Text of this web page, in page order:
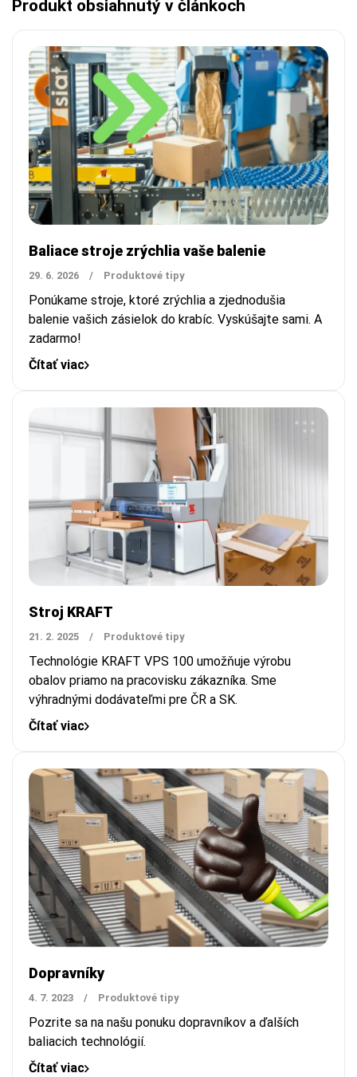
Produkt obsiahnutý v článkoch
Baliace stroje zrýchlia vaše balenie
29. 6. 2026 / Produktové tipy
Ponúkame stroje, ktoré zrýchlia a zjednodušia
balenie vašich zásielok do krabíc. Vyskúšajte sami. A
zadarmo!
Čítať viac
Stroj KRAFT
21. 2. 2025 / Produktové tipy
Technológie KRAFT VPS 100 umožňuje výrobu
obalov priamo na pracovisku zákazníka. Sme
výhradnými dodávateľmi pre ČR a SK.
Čítať viac
Dopravníky
4. 7. 2023 / Produktové tipy
Pozrite sa na našu ponuku dopravníkov a ďalších
baliacich technológií.
Čítať viac